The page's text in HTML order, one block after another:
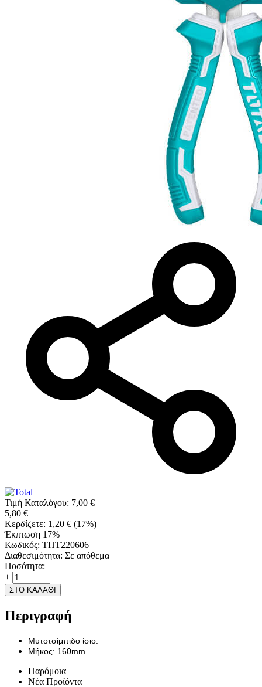
Τιμή Καταλόγου: 7,00 €
5,80 €
Κερδίζετε: 1,20 € (17%)
Έκπτωση 17%
Κωδικός: THT220606
Διαθεσιμότητα: Σε απόθεμα
Ποσότητα:
+
−
ΣΤΟ ΚΑΛΑΘΙ
Περιγραφή
Μυτοτσίμπιδο ίσιο.
Μήκος: 160mm
Παρόμοια
Νέα Προϊόντα